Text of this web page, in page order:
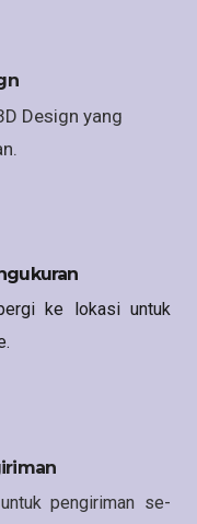
Design yang
ke lokasi untuk
pengiriman se-